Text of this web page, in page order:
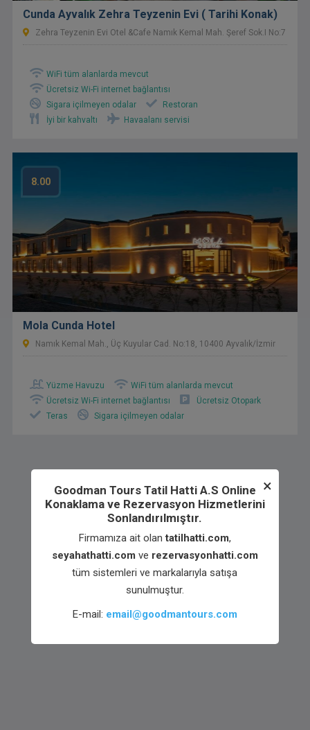
Cunda Ayvalık Zehra Teyzenin Evi ( Tarihi Konak)
Zehra Teyzenin Evi Otel &cafe Namık Kemal Mah. Şeref Sok.i No:7
WiFi tüm alanlarda mevcut
Ücretsiz Wi-Fi internet bağlantısı
Sigara içilmeyen odalar
Restoran
İyi bir kahvaltı
Havaalanı servisi
8.00
Mola Cunda Hotel
Namık Kemal Mah., Üç Kuyular Cad. No:18, 10400 Ayvalık/İzmir
Yüzme Havuzu
WiFi tüm alanlarda mevcut
Ücretsiz Wi-Fi internet bağlantısı
Ücretsiz Otopark
Teras
Sigara içilmeyen odalar
×
Goodman Tours Tatil Hatti A.S Online
Konaklama ve Rezervasyon Hizmetlerini
Sonlandırılmıştır.
Firmamıza ait olantatilhatti.com,
seyahathatti.com ve rezervasyonhatti.com
tüm sistemleri ve markalarıyla satışa
sunulmuştur.
E-mail: email@goodmantours.com